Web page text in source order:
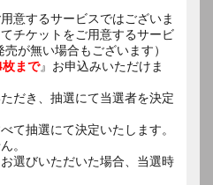
意するサービスではございま
チケットをご用意するサービ
が無い場合もございます）
枚まで』お申込みいただけま
だき、抽選にて当選者を決定
て抽選にて決定いたします。
。
選びいただいた場合、当選時